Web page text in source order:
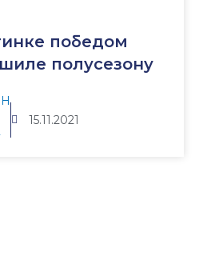
победом
полусезону
15.11.2021